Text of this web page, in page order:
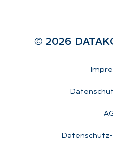
© 2026